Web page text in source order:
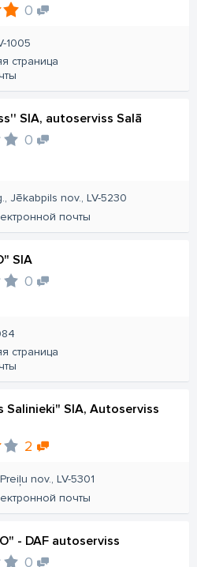
0
1005
страница
SIA, autoserviss Salā
0
Jēkabpils nov., LV-5230
почты
SIA
0
страница
Salinieki" SIA, Autoserviss
2
nov., LV-5301
почты
- DAF autoserviss
0